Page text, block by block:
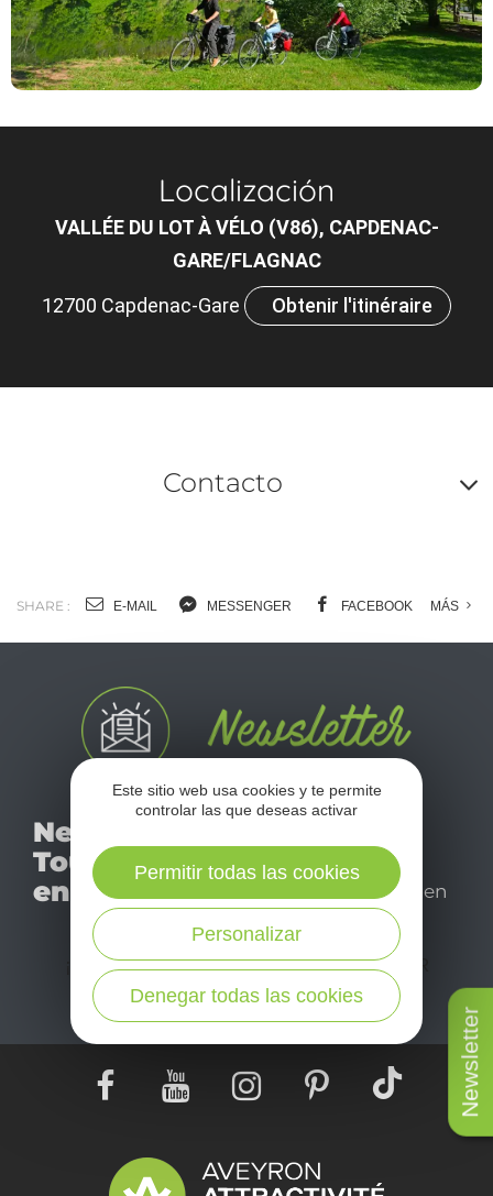
Newsletter
Localización
VALLÉE DU LOT À VÉLO (V86), CAPDENAC-
GARE/FLAGNAC
12700 Capdenac-Gare
Obtenir l'itinéraire
Contacto
SHARE : E-MAIL MESSENGER FACEBOOK MÁS
Newsletter
Tourismo
en Aveyron
No se pierda nuestro
déjese inspirar para
disfrutar de su estancia en
¡SUSCRÍBASE A NUESTRO NEWSLETTER
AQUÍ!
Este sitio web usa cookies y te permite
controlar las que deseas activar
Denegar todas las cookies
Personalizar
Permitir todas las cookies